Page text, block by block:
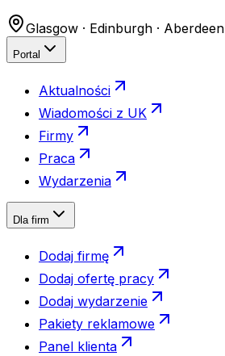
Glasgow · Edinburgh · Aberdeen
Portal
Aktualności
Wiadomości z UK
Firmy
Praca
Wydarzenia
Dla firm
Dodaj firmę
Dodaj ofertę pracy
Dodaj wydarzenie
Pakiety reklamowe
Panel klienta